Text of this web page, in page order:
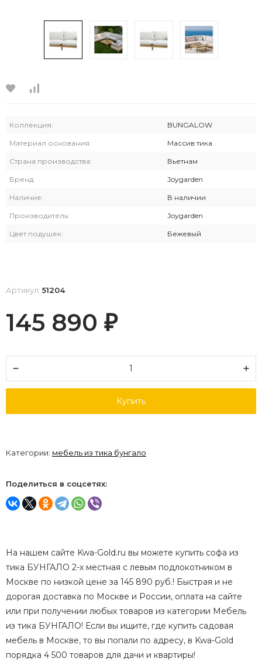
Коллекция: BUNGALOW
Материал основания: Массив тика
Страна производства: Вьетнам
Бренд: Joygarden
Наличие: В наличии
Производитель: Joygarden
Цвет подушек: Бежевый
Артикул: 51204
145 890 ₽
Купить
Категории: мебель из тика бунгало
Поделиться в соцсетях:
На нашем сайте Kwa-Gold.ru вы можете купить софа из
тика БУНГАЛО 2-х местная с левым подлокотником в
Москве по низкой цене за 145 890 руб.! Быстрая и не
дорогая доставка по Москве и России, оплата на сайте
или при получении любых товаров из категории Мебель
из тика БУНГАЛО! Если вы ищите, где купить садовая
мебель в Москве, то вы попали по адресу, в Kwa-Gold
порядка 4 500 товаров для дачи и квартиры!